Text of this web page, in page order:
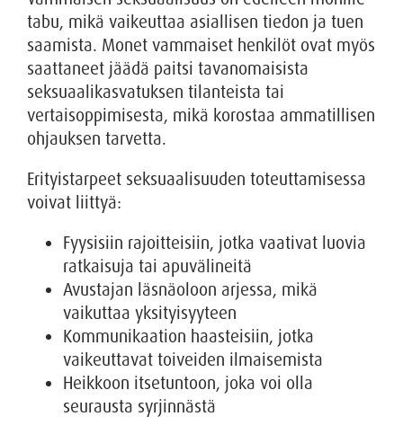
tabu, mikä vaikeuttaa asiallisen tiedon ja tuen
saamista. Monet vammaiset henkilöt ovat myös
saattaneet jäädä paitsi tavanomaisista
seksuaalikasvatuksen tilanteista tai
vertaisoppimisesta, mikä korostaa ammatillisen
ohjauksen tarvetta.
Erityistarpeet seksuaalisuuden toteuttamisessa
voivat liittyä:
Fyysisiin rajoitteisiin, jotka vaativat luovia
ratkaisuja tai apuvälineitä
Avustajan läsnäoloon arjessa, mikä
vaikuttaa yksityisyyteen
Kommunikaation haasteisiin, jotka
vaikeuttavat toiveiden ilmaisemista
Heikkoon itsetuntoon, joka voi olla
seurausta syrjinnästä